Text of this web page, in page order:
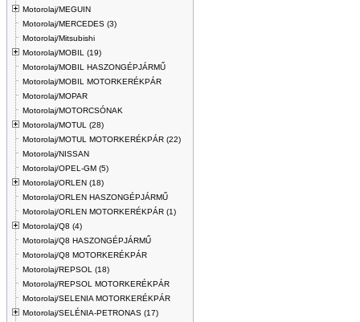
Motorolaj/MEGUIN
Motorolaj/MERCEDES (3)
Motorolaj/Mitsubishi
Motorolaj/MOBIL (19)
Motorolaj/MOBIL HASZONGÉPJÁRMŰ
Motorolaj/MOBIL MOTORKERÉKPÁR
Motorolaj/MOPAR
Motorolaj/MOTORCSÓNAK
Motorolaj/MOTUL (28)
Motorolaj/MOTUL MOTORKERÉKPÁR (22)
Motorolaj/NISSAN
Motorolaj/OPEL-GM (5)
Motorolaj/ORLEN (18)
Motorolaj/ORLEN HASZONGÉPJÁRMŰ
Motorolaj/ORLEN MOTORKERÉKPÁR (1)
Motorolaj/Q8 (4)
Motorolaj/Q8 HASZONGÉPJÁRMŰ
Motorolaj/Q8 MOTORKERÉKPÁR
Motorolaj/REPSOL (18)
Motorolaj/REPSOL MOTORKERÉKPÁR
Motorolaj/SELENIA MOTORKERÉKPÁR
Motorolaj/SELÉNIA-PETRONAS (17)